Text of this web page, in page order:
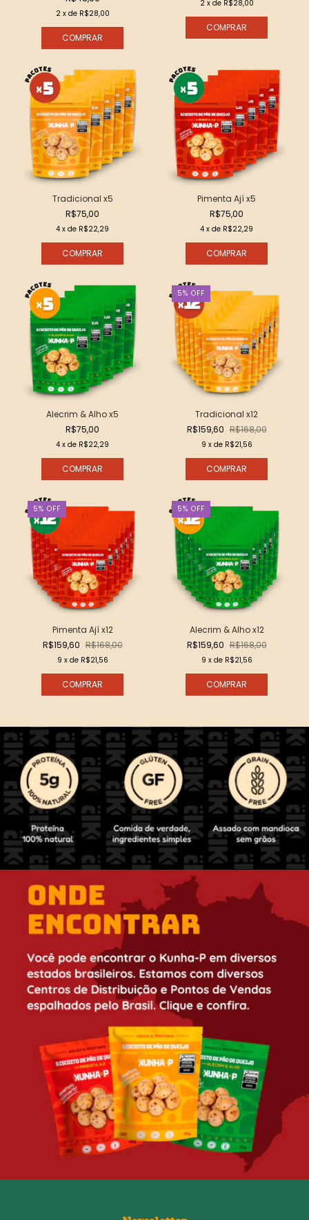
2 x de R$28,00
2 x de R$28,00
Tradicional x5
R$75,00
4 x de R$22,29
Pimenta Ají x5
R$75,00
4 x de R$22,29
Alecrim & Alho x5
R$75,00
4 x de R$22,29
5% OFF
Tradicional x12
R$159,60 R$168,00
9 x de R$21,56
5% OFF
Pimenta Ají x12
R$159,60 R$168,00
9 x de R$21,56
5% OFF
Alecrim & Alho x12
R$159,60 R$168,00
9 x de R$21,56